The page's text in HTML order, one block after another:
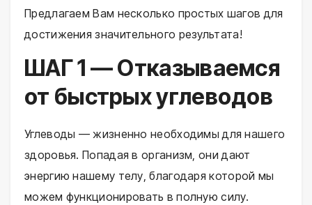
Предлагаем Вам несколько простых шагов для
достижения значительного результата!
ШАГ 1 — Отказываемся
от быстрых углеводов
Углеводы — жизненно необходимы для нашего
здоровья. Попадая в организм, они дают
энергию нашему телу, благодаря которой мы
можем функционировать в полную силу.